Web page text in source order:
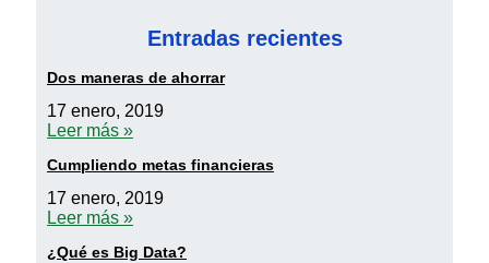
Entradas recientes
Dos maneras de ahorrar
17 enero, 2019
Leer más »
Cumpliendo metas financieras
17 enero, 2019
Leer más »
¿Qué es Big Data?